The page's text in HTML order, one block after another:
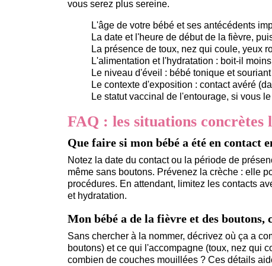
vous serez plus sereine.
L'âge de votre bébé et ses antécédents
La date et l'heure de début de la fièvre,
La présence de toux, nez qui coule, yeux
L'alimentation et l'hydratation : boit-il
Le niveau d'éveil : bébé tonique et
Le contexte d'exposition : contact avéré
Le statut vaccinal de l'entourage, si vous
FAQ : les situations concrètes
Que faire si mon bébé a été en contact
Notez la date du contact ou la période de
même sans boutons. Prévenez la crèche : elle
procédures. En attendant, limitez les contacts
et hydratation.
Mon bébé a de la fièvre et des
Sans chercher à la nommer, décrivez où ça a
boutons) et ce qui l'accompagne (toux, nez qui
combien de couches mouillées ? Ces détails